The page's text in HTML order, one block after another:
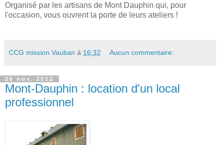
Organisé par les artisans de Mont Dauphin qui, pour
l'occasion, vous ouvrent la porte de leurs ateliers !
CCG mission Vauban à 16:32 Aucun commentaire:
26 nov. 2012
Mont-Dauphin : location d'un local
professionnel